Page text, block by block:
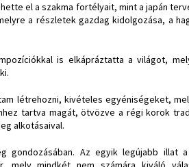
el a szakma fortélyait, mint a japán
a részletek gazdag kidolgozása, a
is elkápráztatta a világot,
létrehozni, kivételes egyéniségeket,
tartva magát, ötvözve a régi korok
alkotásaival.
gondozásában. Az egyik legújabb illat a